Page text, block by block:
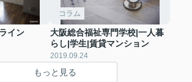
イン
コラム
大阪総合福祉専門学校|一人暮
らし|学生|賃貸マンション
2019.09.24
もっと見る